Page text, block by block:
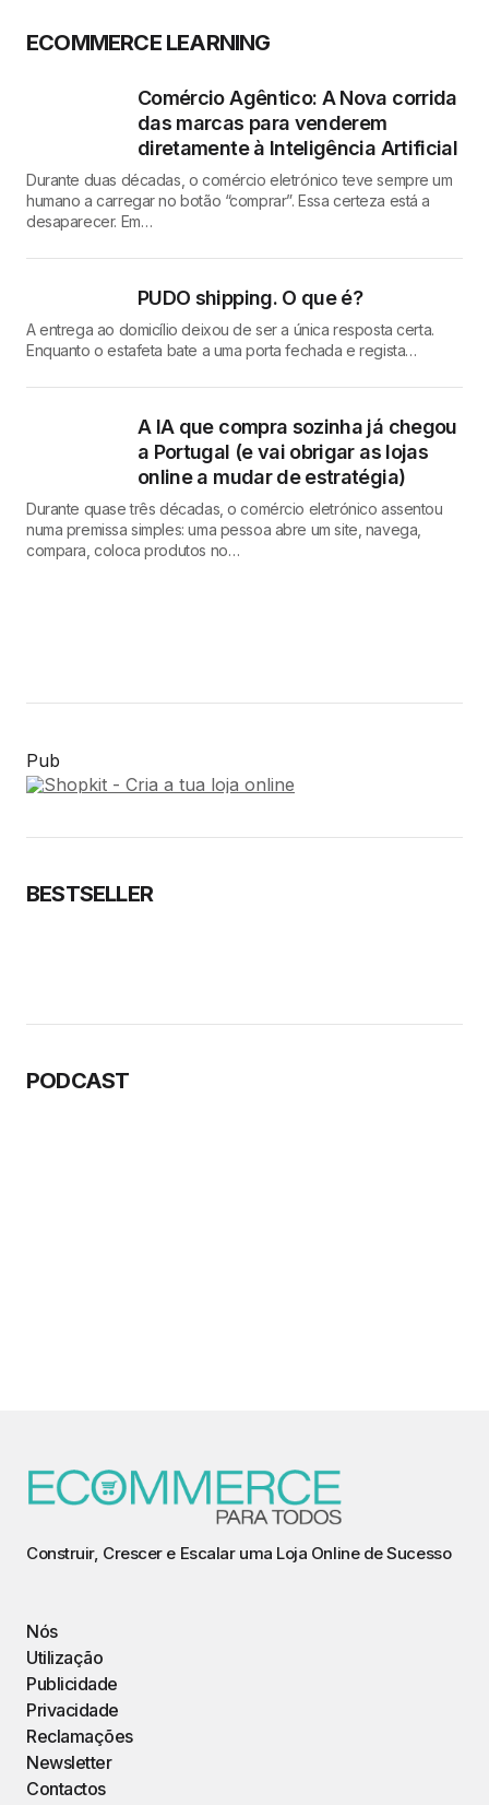
ECOMMERCE LEARNING
Comércio Agêntico: A Nova corrida
das marcas para venderem
diretamente à Inteligência Artificial
Durante duas décadas, o comércio eletrónico teve sempre um
humano a carregar no botão “comprar”. Essa certeza está a
desaparecer. Em…
PUDO shipping. O que é?
A entrega ao domicílio deixou de ser a única resposta certa.
Enquanto o estafeta bate a uma porta fechada e regista…
A IA que compra sozinha já chegou
a Portugal (e vai obrigar as lojas
online a mudar de estratégia)
Durante quase três décadas, o comércio eletrónico assentou
numa premissa simples: uma pessoa abre um site, navega,
compara, coloca produtos no…
Pub
BESTSELLER
PODCAST
Construir, Crescer e Escalar uma Loja Online de Sucesso
Nós
Utilização
Publicidade
Privacidade
Reclamações
Newsletter
Contactos